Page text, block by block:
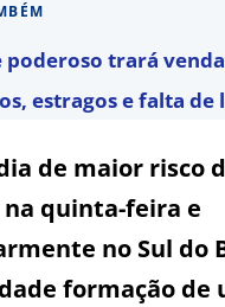
poderoso trará
estragos e falta de
de maior risco
na quinta-feira e
no Sul do
formação de